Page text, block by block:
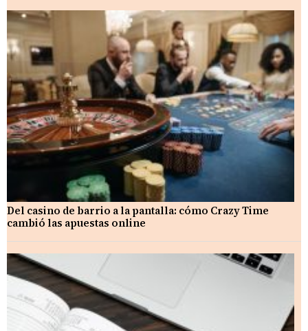
Del casino de barrio a la pantalla: cómo Crazy Time
cambió las apuestas online